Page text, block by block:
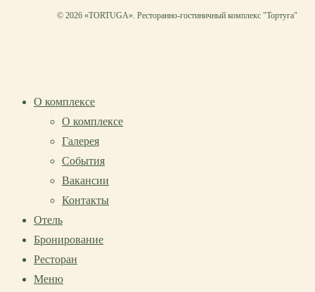
© 2026 «TORTUGA». Ресторанно-гостиничный комплекс "Тортуга"
О комплексе
О комплексе
Галерея
События
Вакансии
Контакты
Отель
Бронирование
Ресторан
Меню